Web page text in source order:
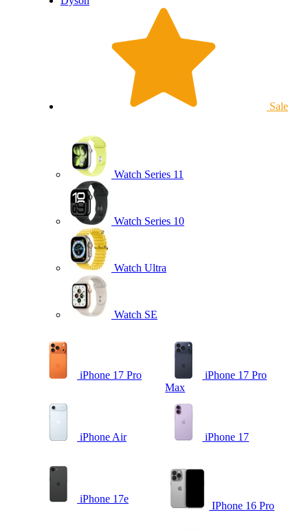
Sale
Watch Series 11
Watch Series 10
Watch Ultra
Watch SE
iPhone 17 Pro
iPhone 17 Pro
Max
iPhone Air iPhone 17
iPhone 17e
IPhone 16 Pro